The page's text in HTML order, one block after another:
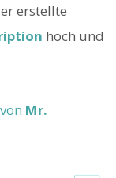
erstellte
hoch und
Mr.